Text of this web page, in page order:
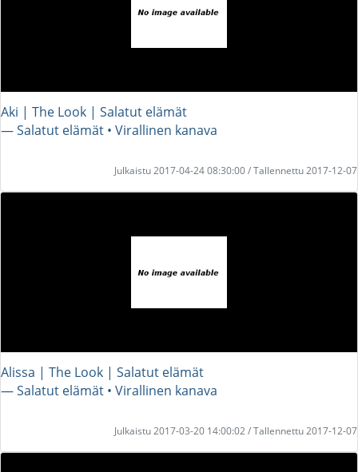
Aki | The Look | Salatut elämät
― Salatut elämät • Virallinen kanava
Julkaistu 2017-04-24 08:30:00 / Tallennettu 2017-12-07
Alissa | The Look | Salatut elämät
― Salatut elämät • Virallinen kanava
Julkaistu 2017-03-20 14:00:02 / Tallennettu 2017-12-07